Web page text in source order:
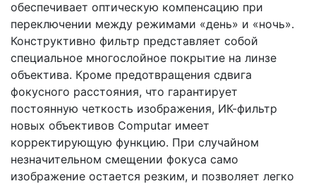
обеспечивает оптическую компенсацию при
переключении между режимами «день» и «ночь».
Конструктивно фильтр представляет собой
специальное многослойное покрытие на линзе
объектива. Кроме предотвращения сдвига
фокусного расстояния, что гарантирует
постоянную четкость изображения, ИК-фильтр
новых объективов Computar имеет
корректирующую функцию. При случайном
незначительном смещении фокуса само
изображение остается резким, и позволяет легко